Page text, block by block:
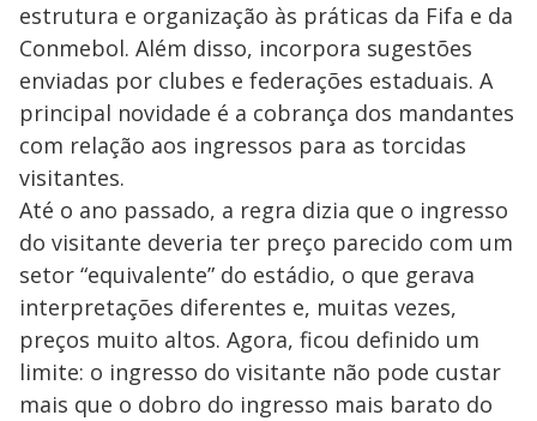
estrutura e organização às práticas da Fifa e da
Conmebol. Além disso, incorpora sugestões
enviadas por clubes e federações estaduais. A
principal novidade é a cobrança dos mandantes
com relação aos ingressos para as torcidas
visitantes.
Até o ano passado, a regra dizia que o ingresso
do visitante deveria ter preço parecido com um
setor “equivalente” do estádio, o que gerava
interpretações diferentes e, muitas vezes,
preços muito altos. Agora, ficou definido um
limite: o ingresso do visitante não pode custar
mais que o dobro do ingresso mais barato do